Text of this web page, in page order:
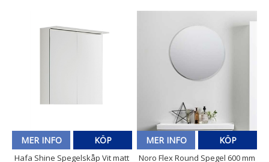
MER INFO KÖP
Hafa Shine Spegelskåp Vit matt
MER INFO KÖP
Noro Flex Round Spegel 600 mm